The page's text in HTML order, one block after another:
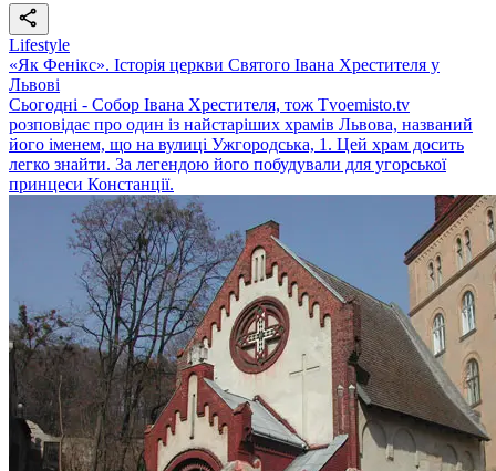
Lifestyle
«Як Фенікс». Історія церкви Святого Івана Хрестителя у
Львові
Сьогодні - Собор Івана Хрестителя, тож Тvoemisto.tv
розповідає про один із найстаріших храмів Львова, названий
його іменем, що на вулиці Ужгородська, 1. Цей храм досить
легко знайти. За легендою його побудували для угорської
принцеси Констанції.